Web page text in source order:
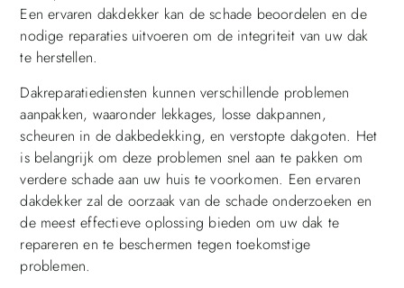
Een ervaren dakdekker kan de schade beoordelen en de
nodige reparaties uitvoeren om de integriteit van uw dak
te herstellen.
Dakreparatiediensten kunnen verschillende problemen
aanpakken, waaronder lekkages, losse dakpannen,
scheuren in de dakbedekking, en verstopte dakgoten. Het
is belangrijk om deze problemen snel aan te pakken om
verdere schade aan uw huis te voorkomen. Een ervaren
dakdekker zal de oorzaak van de schade onderzoeken en
de meest effectieve oplossing bieden om uw dak te
repareren en te beschermen tegen toekomstige
problemen.